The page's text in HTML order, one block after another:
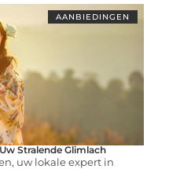
AANBIEDINGEN
Stralende Glimlach
uw lokale expert in